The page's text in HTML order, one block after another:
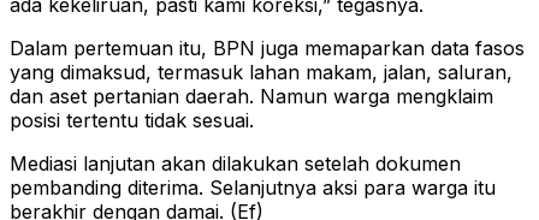
ada kekeliruan, pasti kami koreksi,” tegasnya.
Dalam pertemuan itu, BPN juga memaparkan data fasos
yang dimaksud, termasuk lahan makam, jalan, saluran,
dan aset pertanian daerah. Namun warga mengklaim
posisi tertentu tidak sesuai.
Mediasi lanjutan akan dilakukan setelah dokumen
pembanding diterima. Selanjutnya aksi para warga itu
berakhir dengan damai. (Ef)